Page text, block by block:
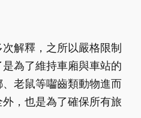
解釋，之所以嚴格限制
為了維持車廂與車站的
老鼠等囓齒類動物進而
，也是為了確保所有旅